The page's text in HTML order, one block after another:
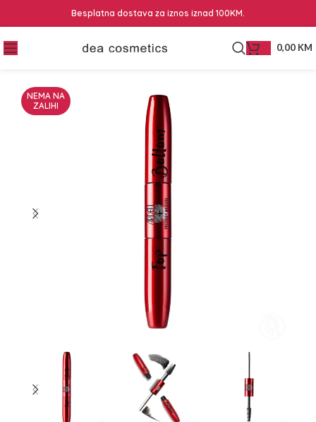
Besplatna dostava za iznos iznad 100KM.
0,00 KM
NEMA NA
ZALIHI